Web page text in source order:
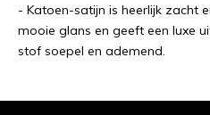
- Katoen-satijn is heerlijk zacht
mooie glans en geeft een luxe
stof soepel en ademend.